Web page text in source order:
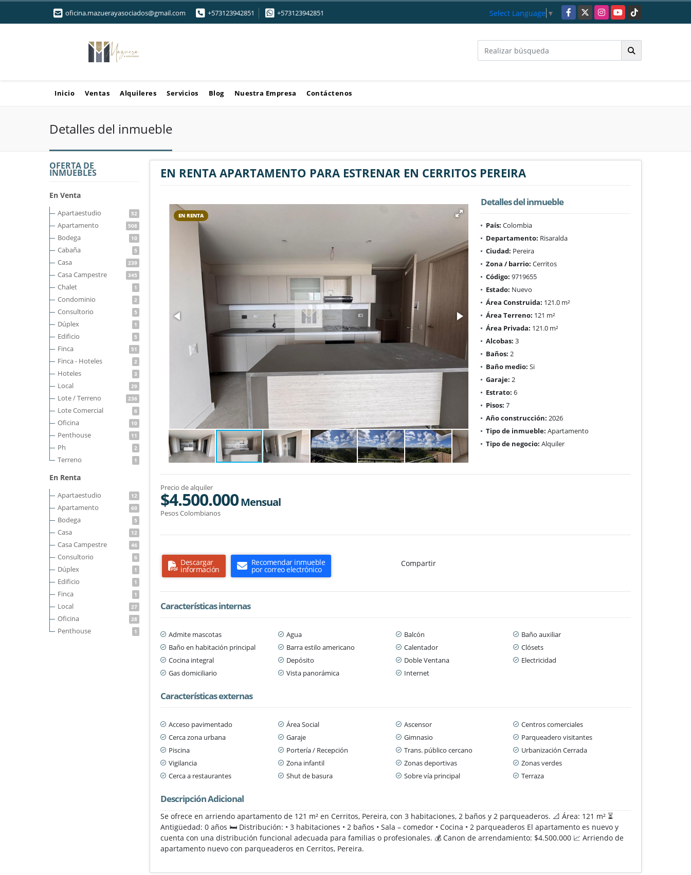
oficina.mazuerayasociados@gmail.com +573123942851 +573123942851 Select Language ▼ Facebook
X InstagramYouTubeTikTok
Inicio Ventas Alquileres Servicios Blog Nuestra Empresa Contáctenos
Detalles del inmueble
OFERTA DE
INMUEBLES
En Venta
Apartaestudio 52
Apartamento 508
Bodega 10
Cabaña 5
Casa 239
Casa Campestre 345
Chalet 1
Condominio 2
Consultorio 5
Dúplex 1
Edificio 5
Finca 51
Finca - Hoteles 2
Hoteles 3
Local 29
Lote / Terreno 236
Lote Comercial 6
Oficina 10
Penthouse 11
Ph 2
Terreno 1
En Renta
Apartaestudio 12
Apartamento 60
Bodega 5
Casa 12
Casa Campestre 46
Consultorio 6
Dúplex 1
Edificio 1
Finca 1
Local 27
Oficina 28
Penthouse 1
EN RENTA APARTAMENTO PARA ESTRENAR EN CERRITOS PEREIRA
EN RENTA
Detalles del inmueble
País: Colombia
Departamento: Risaralda
Ciudad: Pereira
Zona / barrio: Cerritos
Código: 9719655
Estado: Nuevo
Área Construida: 121.0 m²
Área Terreno: 121 m²
Área Privada: 121.0 m²
Alcobas: 3
Baños: 2
Baño medio: Si
Garaje: 2
Estrato: 6
Pisos: 7
Año construcción: 2026
Tipo de inmueble: Apartamento
Tipo de negocio: Alquiler
Precio de alquiler
$4.500.000Mensual
Pesos Colombianos
Descargar
información
Recomendar inmueble
por correo electrónico
Compartir
Características internas
Admite mascotas Agua Balcón
Baño auxiliar
Baño en habitación principal
Barra estilo americano Calentador
Clósets
Cocina integral
Depósito Doble Ventana
Electricidad
Gas domiciliario
Vista panorámica Internet
Características externas
Acceso pavimentado Área Social Ascensor
Centros comerciales
Cerca zona urbana
Garaje Gimnasio
Parqueadero visitantes
Piscina
Portería / Recepción Trans. público cercano
Urbanización Cerrada
Vigilancia
Zona infantil Zonas deportivas
Zonas verdes
Cerca a restaurantes
Shut de basura Sobre vía principal Terraza
Descripción Adicional
Se ofrece en arriendo apartamento de 121 m² en Cerritos, Pereira, con 3 habitaciones, 2 baños y 2 parqueaderos. 📐 Área: 121 m² ⏳
Antigüedad: 0 años 🛏️ Distribución: • 3 habitaciones • 2 baños • Sala – comedor • Cocina • 2 parqueaderos El apartamento es nuevo y
cuenta con una distribución funcional adecuada para familias o profesionales. 💰 Canon de arrendamiento: $4.500.000 📈 Arriendo de
apartamento nuevo con parqueaderos en Cerritos, Pereira.